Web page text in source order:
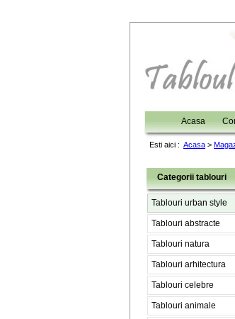
Acasa
Esti aici : Acasa >
Categorii tablouri
Tablouri urban style
Tablouri abstracte
Tablouri natura
Tablouri arhitectura
Tablouri celebre
Tablouri animale